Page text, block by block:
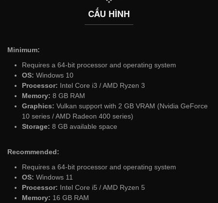
CẤU HÌNH
Minimum:
Requires a 64-bit processor and operating system
OS: Windows 10
Processor: Intel Core i3 / AMD Ryzen 3
Memory: 8 GB RAM
Graphics: Vulkan support with 2 GB VRAM (Nvidia GeForce
10 series / AMD Radeon 400 series)
Storage: 8 GB available space
Recommended:
Requires a 64-bit processor and operating system
OS: Windows 11
Processor: Intel Core i5 / AMD Ryzen 5
Memory: 16 GB RAM